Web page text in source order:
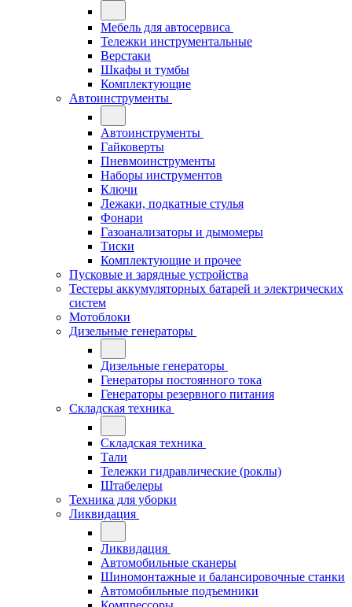
Мебель для автосервиса
Тележки инструментальные
Верстаки
Шкафы и тумбы
Комплектующие
Автоинструменты
Автоинструменты
Гайковерты
Пневмоинструменты
Наборы инструментов
Ключи
Лежаки, подкатные стулья
Фонари
Газоанализаторы и дымомеры
Тиски
Комплектующие и прочее
Пусковые и зарядные устройства
Тестеры аккумуляторных батарей и электрических
систем
Мотоблоки
Дизельные генераторы
Дизельные генераторы
Генераторы постоянного тока
Генераторы резервного питания
Складская техника
Складская техника
Тали
Тележки гидравлические (роклы)
Штабелеры
Техника для уборки
Ликвидация
Ликвидация
Автомобильные сканеры
Шиномонтажные и балансировочные станки
Автомобильные подъемники